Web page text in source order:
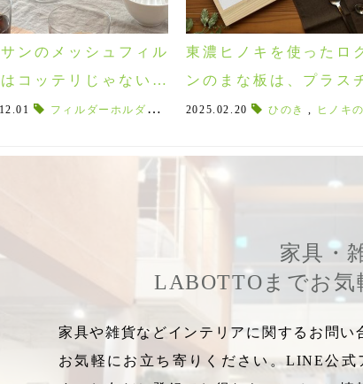
サンのメッシュフィル
コッテリじゃない！
ー派も驚く美味しさ
フィルダーホルダー , マグネット式,木製のトリベット,
東濃ヒノキを使ったロ
ンのまな板は、プラス
ク派にも使って欲しい
2025.02.20 ひのき , ヒノキのまな板
家具・
LABOTTOまでお気
家具や雑貨などインテリアに関するお問
お気軽にお立ち寄りください。LINE公